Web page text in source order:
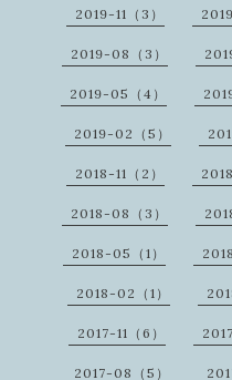
2019-11（3）
2019-08（3）
2019-05（4）
2019-02（5）
2018-11（2）
2018-08（3）
2018-05（1）
2018-02（1）
2017-11（6）
2017-08（5）